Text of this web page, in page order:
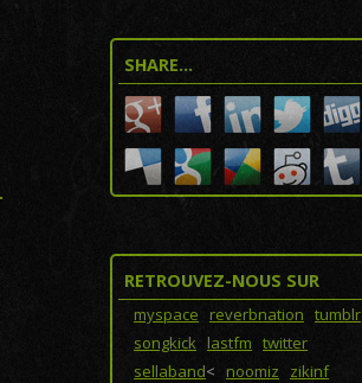
SHARE…
RETROUVEZ-NOUS SUR
myspace reverbnation tumblr
songkick lastfm twitter
sellaband< noomiz
zikinf